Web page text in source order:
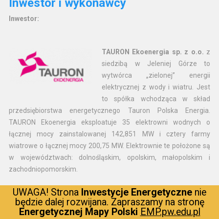
Inwestor i wykonawcy
Inwestor:
TAURON Ekoenergia sp. z o.o. z
siedzibą w Jeleniej Górze to
wytwórca „zielonej” energii
elektrycznej z wody i wiatru. Jest
to spółka wchodząca w skład
przedsiębiorstwa energetycznego Tauron Polska Energia.
TAURON Ekoenergia eksploatuje 35 elektrowni wodnych o
łącznej mocy zainstalowanej 142,851 MW i cztery farmy
wiatrowe o łącznej mocy 200,75 MW. Elektrownie te położone są
w województwach: dolnośląskim, opolskim, małopolskim i
zachodniopomorskim.
Wykonawcy:
UWAGA! Strona Inwestycje Energetyczne nie
będzie dalej rozwijana. Zapraszamy na stronę
Energetycznej Mapy Polski EMP.pw.edu.pl